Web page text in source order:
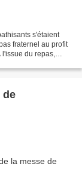
s'étaient
fraternel au profit
du repas,
de